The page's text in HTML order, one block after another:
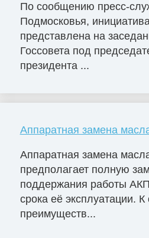
По сообщению пресс-
Подмосковья,
представлена на
Госсовета под
президента ...
Аппаратная замена
Аппаратная замена
предполагает полную
поддержания работы
срока её эксплуатации.
преимуществ...